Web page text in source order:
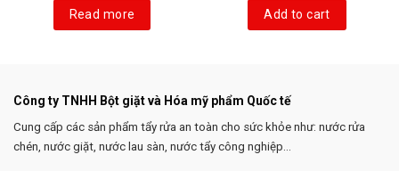
Read more Add to cart
Công ty TNHH Bột giặt và Hóa mỹ phẩm Quốc tế
Cung cấp các sản phẩm tẩy rửa an toàn cho sức khỏe như: nước rửa
chén, nước giặt, nước lau sàn, nước tẩy công nghiệp...